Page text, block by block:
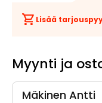
Lisää
Myynti ja
Mäkinen Antti